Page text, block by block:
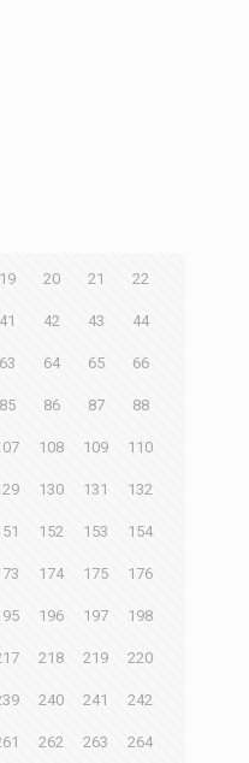
19 20 21 22
41 42 43 44
63 64 65 66
85 86 87 88
108 109 110
130 131 132
152 153 154
174 175 176
196 197 198
218 219 220
240 241 242
262 263 264